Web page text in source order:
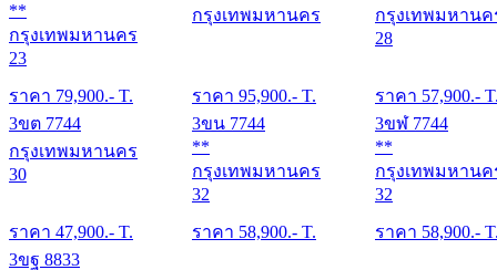
**
กรุงเทพมหานคร
23
ราคา 79,900.- T.
กรุงเทพมหานคร
ราคา 95,900.- T.
กรุงเทพมหานค
28
ราคา 57,900.-
3ขต 7744
กรุงเทพมหานคร
30
ราคา 47,900.- T.
3ขน 7744
**
กรุงเทพมหานคร
32
ราคา 58,900.- T.
3ขฬ 7744
**
กรุงเทพมหานค
32
ราคา 58,900.-
3ขฐ 8833